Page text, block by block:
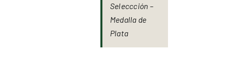
Seleccción –
Medalla de
Plata